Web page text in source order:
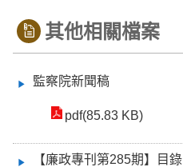
其他相關檔案
監察院新聞稿
pdf(85.83 KB)
【廉政專刊第285期】目錄